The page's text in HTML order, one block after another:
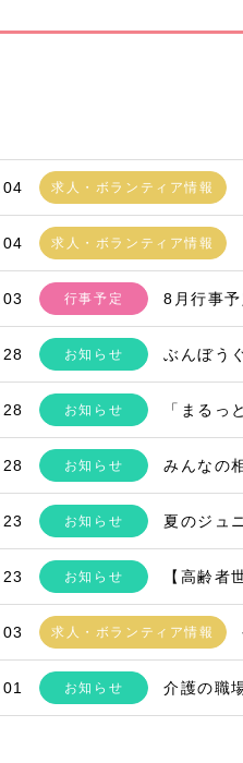
求人・ボランティア情報
求人・ボランティア情報
行事予定 8月行事
お知らせ ぶんぼう
お知らせ 「まるっ
お知らせ みんなの
お知らせ 夏のジュ
お知らせ 【高齢者
求人・ボランティア情報
お知らせ 介護の職